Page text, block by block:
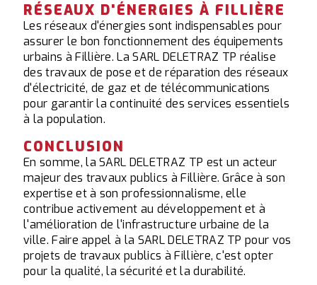
RÉSEAUX D'ÉNERGIES À FILLIÈRE
Les réseaux d'énergies sont indispensables pour
assurer le bon fonctionnement des équipements
urbains à Fillière. La SARL DELETRAZ TP réalise
des travaux de pose et de réparation des réseaux
d'électricité, de gaz et de télécommunications
pour garantir la continuité des services essentiels
à la population.
CONCLUSION
En somme, la SARL DELETRAZ TP est un acteur
majeur des travaux publics à Fillière. Grâce à son
expertise et à son professionnalisme, elle
contribue activement au développement et à
l'amélioration de l'infrastructure urbaine de la
ville. Faire appel à la SARL DELETRAZ TP pour vos
projets de travaux publics à Fillière, c'est opter
pour la qualité, la sécurité et la durabilité.